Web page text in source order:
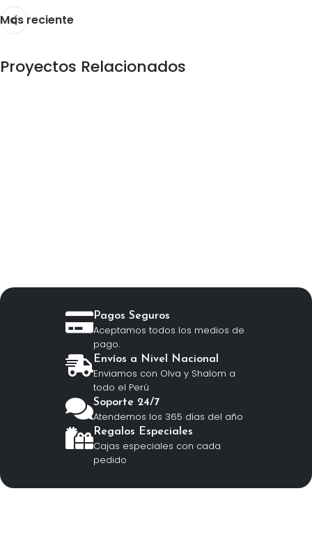
Mas reciente
Proyectos Relacionados
Pagos Seguros
Aceptamos todos los medios de
pago.
Envíos a Nivel Nacional
Enviamos con Olva y Shalom a
todo el Perú
Soporte 24/7
Atendemos los 365 días del año
Regalos Especiales
Cajas especiales con cada
pedido